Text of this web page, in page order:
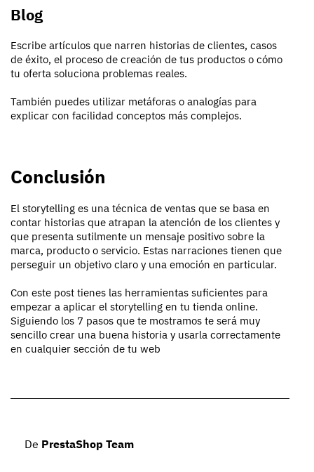
Blog
Escribe artículos que narren historias de clientes, casos
de éxito, el proceso de creación de tus productos o cómo
tu oferta soluciona problemas reales.
También puedes utilizar metáforas o analogías para
explicar con facilidad conceptos más complejos.
Conclusión
El storytelling es una técnica de ventas que se basa en
contar historias que atrapan la atención de los clientes y
que presenta sutilmente un mensaje positivo sobre la
marca, producto o servicio. Estas narraciones tienen que
perseguir un objetivo claro y una emoción en particular.
Con este post tienes las herramientas suficientes para
empezar a aplicar el storytelling en tu tienda online.
Siguiendo los 7 pasos que te mostramos te será muy
sencillo crear una buena historia y usarla correctamente
en cualquier sección de tu web
De PrestaShop Team